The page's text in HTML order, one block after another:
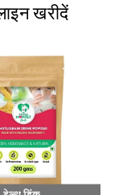
खरीदें